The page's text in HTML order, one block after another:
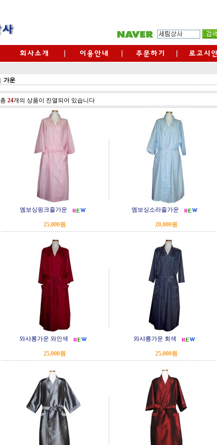
가운
총 24개의 상품이 진열되어 있습니다
엠보싱핑크줄가운
25,000원
엠보싱소라줄가운
20,000원
와샤롱가운 와인색
25,000원
와샤롱가운 회색
25,000원